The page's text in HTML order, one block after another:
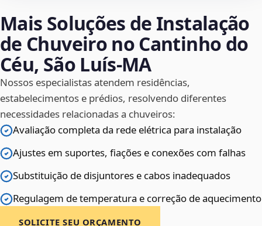
Mais Soluções de Instalação
de Chuveiro no Cantinho do
Céu, São Luís‑MA
Nossos especialistas atendem residências,
estabelecimentos e prédios, resolvendo diferentes
necessidades relacionadas a chuveiros:
Avaliação completa da rede elétrica para instalação
Ajustes em suportes, fiações e conexões com falhas
Substituição de disjuntores e cabos inadequados
Regulagem de temperatura e correção de aquecimento
SOLICITE SEU ORÇAMENTO